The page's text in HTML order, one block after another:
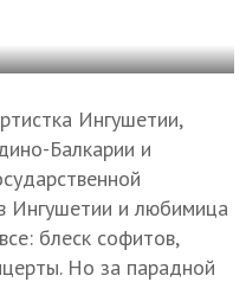
Ингушетии,
Балкарии и
Ингушетии и любимица
блеск софитов,
Но за парадной